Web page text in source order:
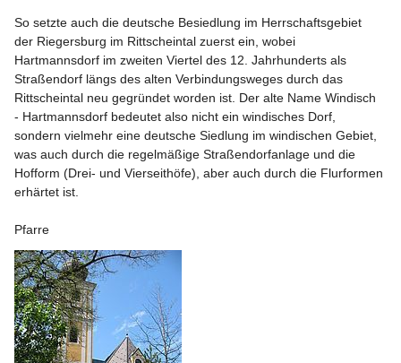
So setzte auch die deutsche Besiedlung im Herrschaftsgebiet
der Riegersburg im Rittscheintal zuerst ein, wobei
Hartmannsdorf im zweiten Viertel des 12. Jahrhunderts als
Straßendorf längs des alten Verbindungsweges durch das
Rittscheintal neu gegründet worden ist. Der alte Name Windisch
- Hartmannsdorf bedeutet also nicht ein windisches Dorf,
sondern vielmehr eine deutsche Siedlung im windischen Gebiet,
was auch durch die regelmäßige Straßendorfanlage und die
Hofform (Drei- und Vierseithöfe), aber auch durch die Flurformen
erhärtet ist.
Pfarre